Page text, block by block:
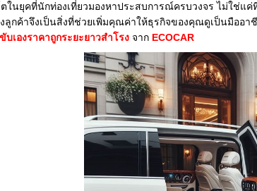
ในยุคที่นักท่องเที่ยวมองหาประสบการณ์ครบวงจร ไม่ใช่แ
ลูกค้าจึงเป็นสิ่งที่ช่วยเพิ่มคุณค่าให้ธุรกิจของคุณดูเป็นมืออ
บเองราคาถูกระยะยาวสำโรง จาก ECOCAR